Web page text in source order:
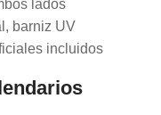
lados
barniz UV
incluidos